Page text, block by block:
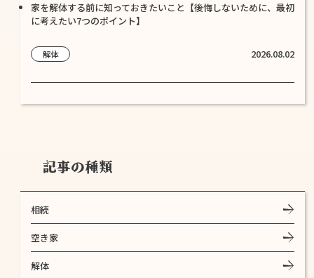
家を解体する前に知っておきたいこと【後悔しないために、最初
に考えたい7つのポイント】
解体 2026.08.02
記事の種類
相続
空き家
解体